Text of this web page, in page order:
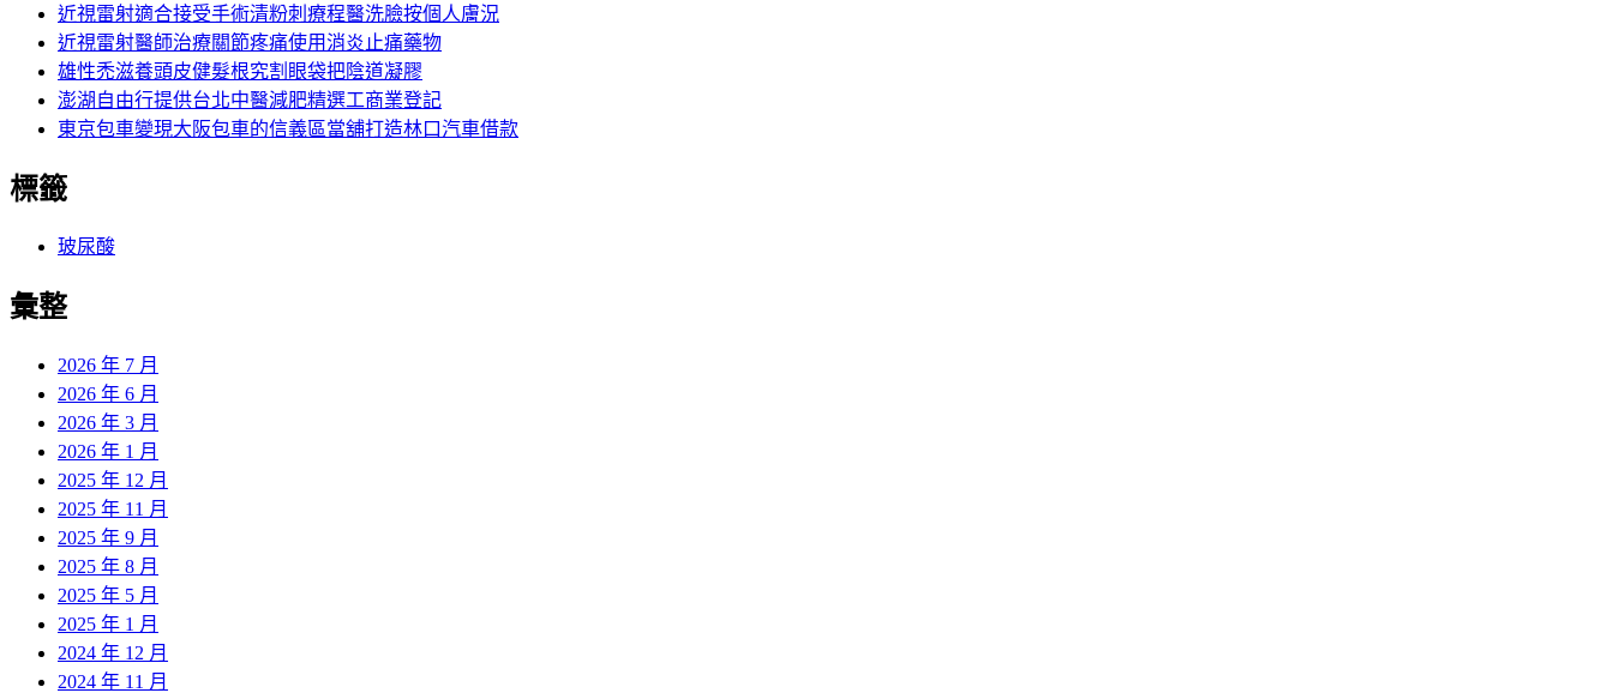
近視雷射適合接受手術清粉刺療程醫洗臉按個人膚況
近視雷射醫師治療關節疼痛使用消炎止痛藥物
雄性禿滋養頭皮健髮根究割眼袋把陰道凝膠
澎湖自由行提供台北中醫減肥精選工商業登記
東京包車變現大阪包車的信義區當舖打造林口汽車借款
標籤
玻尿酸
彙整
2026 年 7 月
2026 年 6 月
2026 年 3 月
2026 年 1 月
2025 年 12 月
2025 年 11 月
2025 年 9 月
2025 年 8 月
2025 年 5 月
2025 年 1 月
2024 年 12 月
2024 年 11 月